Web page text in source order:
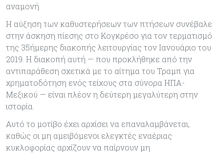
αναμονή.
Η αύξηση των καθυστερήσεων των πτήσεων συνέβαλε
στην άσκηση πίεσης στο Κογκρέσο για τον τερματισμό
της 35ήμερης διακοπής λειτουργίας τον Ιανουάριο του
2019. Η διακοπή αυτή — που προκλήθηκε από την
αντιπαράθεση σχετικά με το αίτημα του Τραμπ για
χρηματοδότηση ενός τείχους στα σύνορα ΗΠΑ-
Μεξικού — είναι πλέον η δεύτερη μεγαλύτερη στην
ιστορία.
Αυτό το μοτίβο έχει αρχίσει να επαναλαμβάνεται,
καθώς οι μη αμειβόμενοι ελεγκτές εναέριας
κυκλοφορίας αρχίζουν να παίρνουν μη